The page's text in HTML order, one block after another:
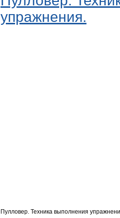
упражнения.
Пулловер. Техника выполнения